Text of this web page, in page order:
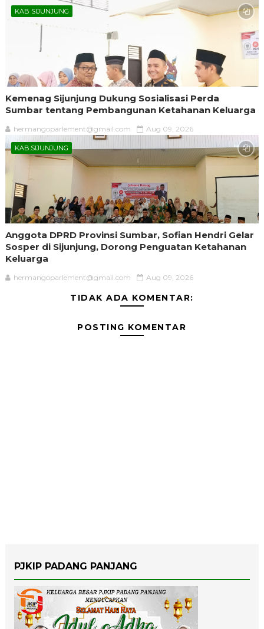
KAB SIJUNJUNG
Kemenag Sijunjung Dukung Sosialisasi Perda
Sumbar tentang Pembangunan Ketahanan Keluarga
hermangoparlement@gmail.com Aug 09, 2026
KAB.SIJUNJUNG
Anggota DPRD Provinsi Sumbar, Sofian Hendri Gelar
Sosper di Sijunjung, Dorong Penguatan Ketahanan
Keluarga
hermangoparlement@gmail.com Aug 09, 2026
TIDAK ADA KOMENTAR:
POSTING KOMENTAR
PJKIP PADANG PANJANG